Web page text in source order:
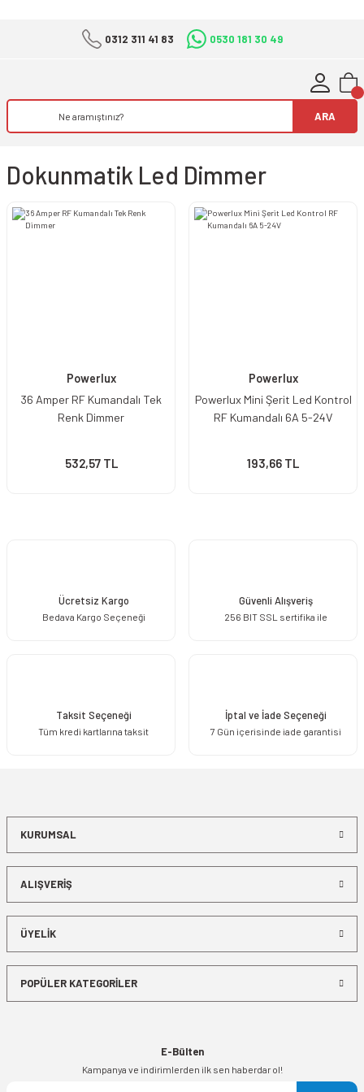
0312 311 41 83 0530 181 30 49
ARA
Dokunmatik Led Dimmer
Powerlux
36 Amper RF Kumandalı Tek
Renk Dimmer
532,57 TL
Powerlux
Powerlux Mini Şerit Led Kontrol
RF Kumandalı 6A 5-24V
193,66 TL
Ücretsiz Kargo
Bedava Kargo Seçeneği
Güvenli Alışveriş
256 BIT SSL sertifika ile
Taksit Seçeneği
Tüm kredi kartlarına taksit
İptal ve İade Seçeneği
7 Gün içerisinde iade garantisi
KURUMSAL
ALIŞVERİŞ
ÜYELİK
POPÜLER KATEGORİLER
E-Bülten
Kampanya ve indirimlerden ilk sen haberdar ol!